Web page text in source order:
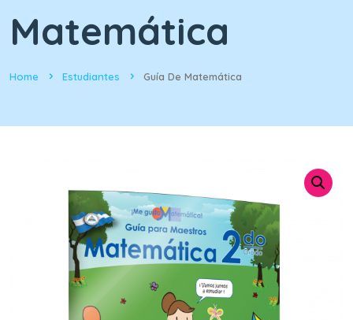
Matemática
Home Estudiantes Guía De Matemática